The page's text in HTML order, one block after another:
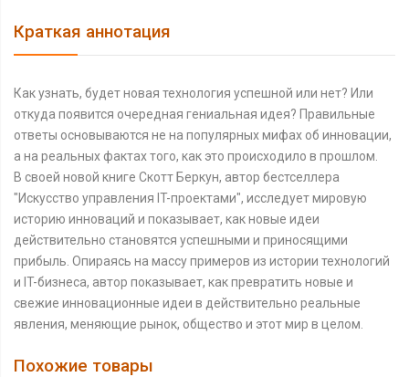
Краткая аннотация
Как узнать, будет новая технология успешной или нет? Или
откуда появится очередная гениальная идея? Правильные
ответы основываются не на популярных мифах об инновации,
а на реальных фактах того, как это происходило в прошлом.
В своей новой книге Скотт Беркун, автор бестселлера
"Искусство управления IT-проектами", исследует мировую
историю инноваций и показывает, как новые идеи
действительно становятся успешными и приносящими
прибыль. Опираясь на массу примеров из истории технологий
и IT-бизнеса, автор показывает, как превратить новые и
свежие инновационные идеи в действительно реальные
явления, меняющие рынок, общество и этот мир в целом.
Похожие товары